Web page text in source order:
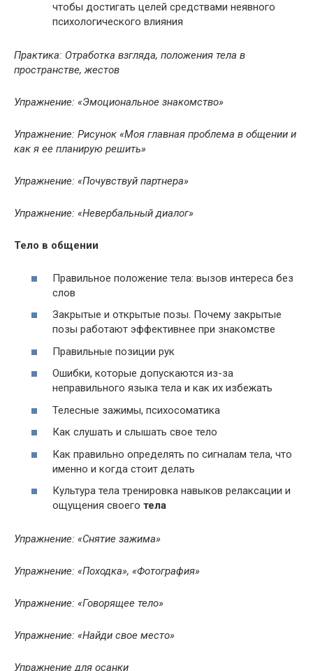
чтобы достигать целей средствами неявного
психологического влияния
Практика: Отработка взгляда, положения тела в
пространстве, жестов
Упражнение: «Эмоциональное знакомство»
Упражнение: Рисунок «Моя главная проблема в общении и
как я ее планирую решить»
Упражнение: «Почувствуй партнера»
Упражнение: «Невербальный диалог»
Тело в общении
Правильное положение тела: вызов интереса без
слов
Закрытые и открытые позы. Почему закрытые
позы работают эффективнее при знакомстве
Правильные позиции рук
Ошибки, которые допускаются из-за
неправильного языка тела и как их избежать
Телесные зажимы, психосоматика
Как слушать и слышать свое тело
Как правильно определять по сигналам тела, что
именно и когда стоит делать
Культура тела тренировка навыков релаксации и
ощущения своего тела
Упражнение: «Снятие зажима»
Упражнение: «Походка», «Фотография»
Упражнение: «Говорящее тело»
Упражнение: «Найди свое место»
Упражнение для осанки